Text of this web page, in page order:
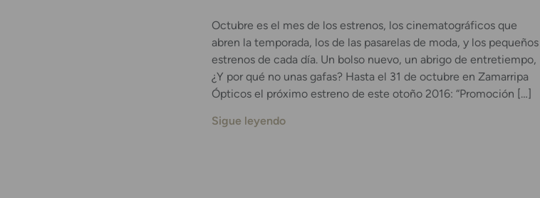
Octubre es el mes de los estrenos, los cinematográficos que
abren la temporada, los de las pasarelas de moda, y los pequeños
estrenos de cada día. Un bolso nuevo, un abrigo de entretiempo,
¿Y por qué no unas gafas? Hasta el 31 de octubre en Zamarripa
Ópticos el próximo estreno de este otoño 2016: “Promoción […]
Sigue leyendo